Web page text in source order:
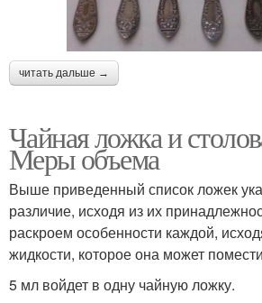
читать дальше →
Чайная ложка и
Меры объема
Выше приведенный список ложек
различие, исходя из их
раскроем особенности каждой,
жидкости, которое она может
5 мл войдет в одну чайную ложку.